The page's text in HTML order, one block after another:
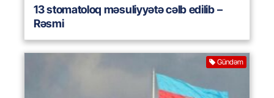
13 stomatoloq məsuliyyətə cəlb edilib –
Rəsmi
Gündəm